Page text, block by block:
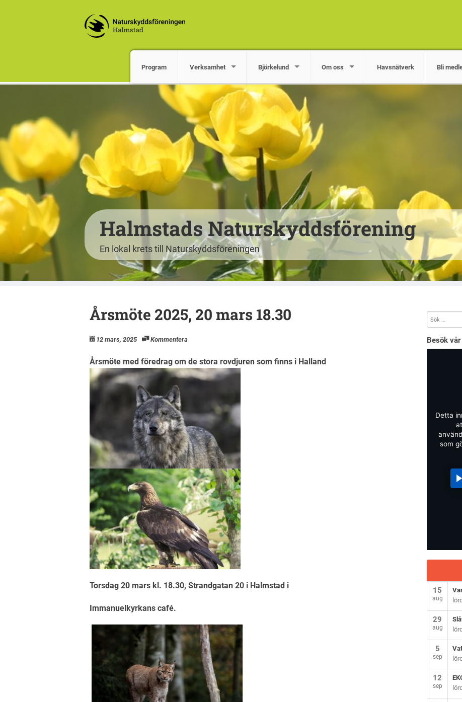
Program Verksamhet Björkelund Om oss Havsnätverk Bli
Halmstads Naturskyddsförening
En lokal krets till Naturskyddsföreningen
Årsmöte 2025, 20 mars 18.30
12 mars, 2025 Kommentera
Årsmöte med föredrag om de stora rovdjuren som finns i Halland
Torsdag 20 mars kl. 18.30, Strandgatan 20 i Halmstad i
Immanuelkyrkans café.
Besök
Detta
som
15
aug
29
aug
5
sep
12
sep